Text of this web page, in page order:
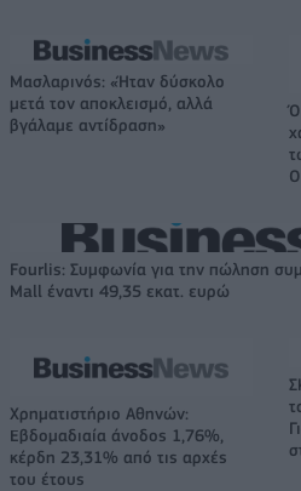
Μασλαρινός: «Ήταν δύσκολο
μετά τον αποκλεισμό, αλλά
βγάλαμε αντίδραση»
Fourlis: Συμφωνία για την πώληση
Mall έναντι 49,35 εκατ. ευρώ
Χρηματιστήριο Αθηνών:
Εβδομαδιαία άνοδος 1,76%,
κέρδη 23,31% από τις αρχές
του έτους